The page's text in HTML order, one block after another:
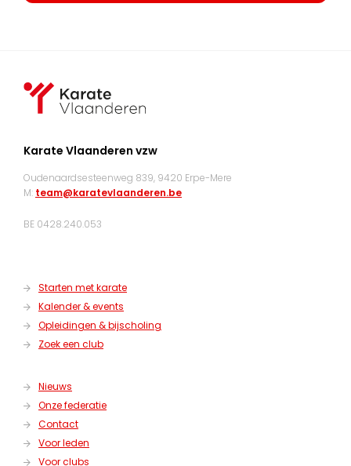
Karate Vlaanderen vzw
Oudenaardsesteenweg 839, 9420 Erpe-Mere
M: team@karatevlaanderen.be
BE 0428.240.053
Starten met karate
Kalender & events
Opleidingen & bijscholing
Zoek een club
Nieuws
Onze federatie
Contact
Voor leden
Voor clubs